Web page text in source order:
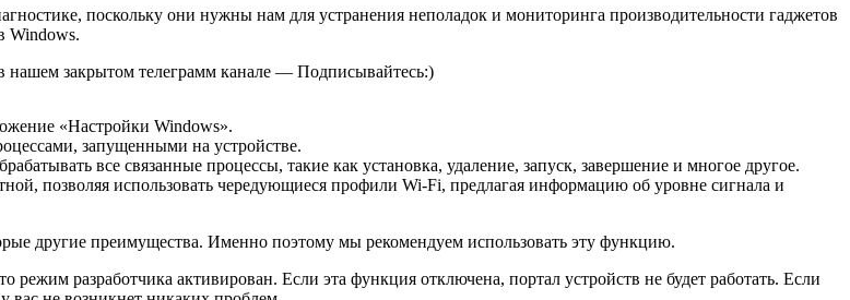
поскольку они нужны нам для устранения неполадок и мониторинга производительности гаджетов
Windows.
закрытом телеграмм канале — Подписывайтесь:)
«Настройки Windows».
запущенными на устройстве.
все связанные процессы, такие как установка, удаление, запуск, завершение и многое другое.
позволяя использовать чередующиеся профили Wi-Fi, предлагая информацию об уровне сигнала и
другие преимущества. Именно поэтому мы рекомендуем использовать эту функцию.
разработчика активирован. Если эта функция отключена, портал устройств не будет работать. Если